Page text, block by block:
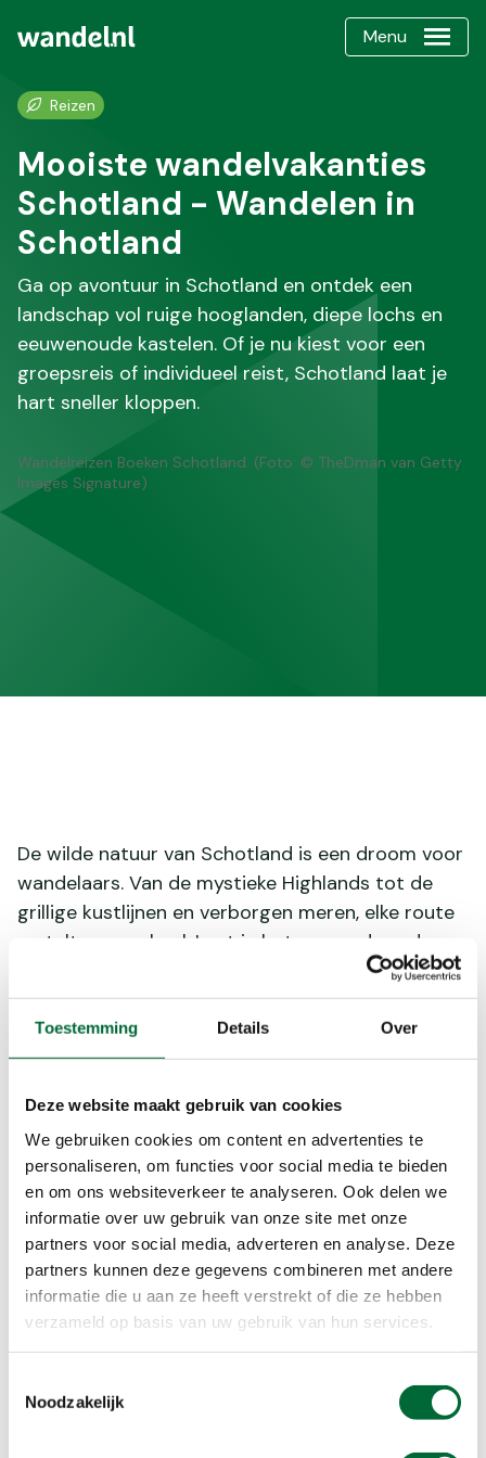
Toestemming Details Over
Deze website maakt gebruik van cookies
We gebruiken cookies om content en advertenties te
personaliseren, om functies voor social media te bieden
en om ons websiteverkeer te analyseren. Ook delen we
informatie over uw gebruik van onze site met onze
partners voor social media, adverteren en analyse. Deze
partners kunnen deze gegevens combineren met andere
informatie die u aan ze heeft verstrekt of die ze hebben
verzameld op basis van uw gebruik van hun services.
Noodzakelijk
Menu
Reizen
Mooiste wandelvakanties
Schotland - Wandelen in
Schotland
Ga op avontuur in Schotland en ontdek een
landschap vol ruige hooglanden, diepe lochs en
eeuwenoude kastelen. Of je nu kiest voor een
groepsreis of individueel reist, Schotland laat je
hart sneller kloppen.
Wandelreizen Boeken Schotland. (Foto: © TheDman van Getty
Images Signature)
De wilde natuur van Schotland is een droom voor
wandelaars. Van de mystieke Highlands tot de
grillige kustlijnen en verborgen meren, elke route
vertelt een verhaal. Laat je betoveren door de
schoonheid van de Glencoe-vallei of wandel over
iconische paden zoals de West Highland Way.
Groepsreis of individuele
wandelreis
Geniet van de Schotse gastvrijheid en proef de
rijke cultuur in knusse dorpjes onderweg. Ga mee
op een groepsreis en deel jouw avontuur, of kies
voor de vrijheid van een individuele wandelreis.
Boek nu jouw reis en beleef de magie van
Schotland zelf!
Veelgestelde vragen